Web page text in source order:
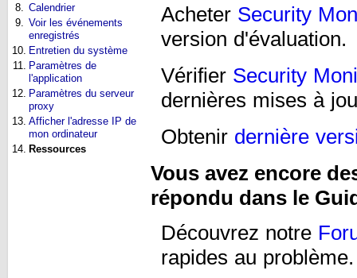
8.
Calendrier
9.
Voir les événements
enregistrés
10. Entretien du système
11.
Paramètres de
l'application
12. Paramètres du serveur
proxy
13. Afficher l'adresse IP de
mon ordinateur
14. Ressources
Acheter Security
version d'évaluation.
Vérifier Security
dernières mises à
Obtenir dernière
Vous avez encore
répondu dans le
Découvrez notre
rapides au problème.